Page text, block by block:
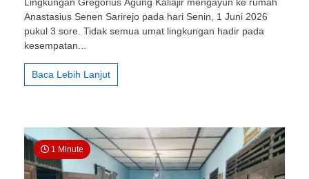
Gregorius
Agung
Kaliajir:
Anastasius Senen Sarirejo pada hari Senin, 1 Juni 2026
pukul 3 sore. Tidak semua umat lingkungan hadir pada
kesempatan...
Baca Lebih Lanjut
1 Minute